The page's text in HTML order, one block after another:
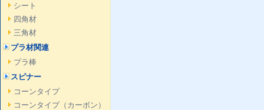
シート
四角材
三角材
プラ材関連
プラ棒
スピナー
コーンタイプ
コーンタイプ（カーボン）